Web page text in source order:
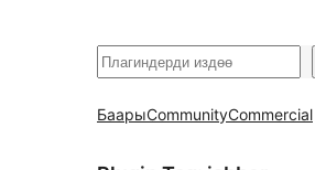
Издөө
БаарыCommunityCommercial